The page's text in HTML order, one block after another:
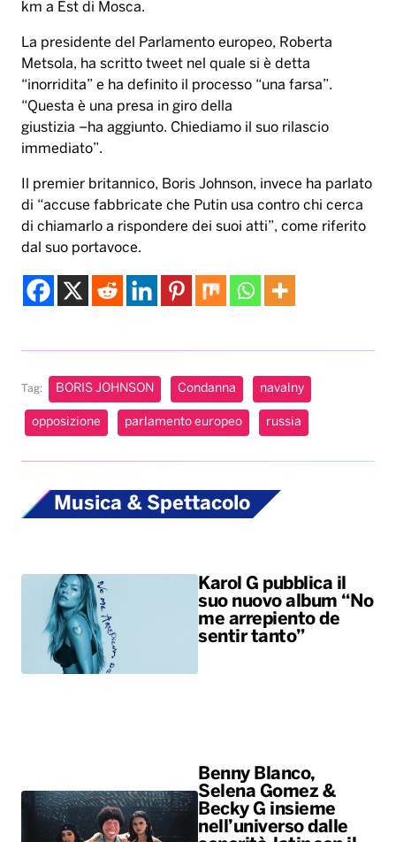
km a Est di Mosca.
La presidente del Parlamento europeo, Roberta
Metsola, ha scritto tweet nel quale si è detta
“inorridita” e ha definito il processo “una farsa”.
“Questa è una presa in giro della
giustizia –ha aggiunto. Chiediamo il suo rilascio
immediato”.
Il premier britannico, Boris Johnson, invece ha parlato
di “accuse fabbricate che Putin usa contro chi cerca
di chiamarlo a rispondere dei suoi atti”, come riferito
dal suo portavoce.
Tag: BORIS JOHNSON Condanna navalny
opposizione parlamento europeo russia
Musica & Spettacolo
Karol G pubblica il
suo nuovo album “No
me arrepiento de
sentir tanto”
Benny Blanco,
Selena Gomez &
Becky G insieme
nell’universo dalle